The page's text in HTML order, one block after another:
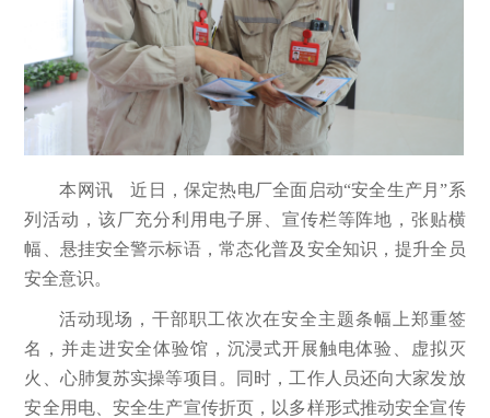
本网讯 近日，保定热电厂全面启动“安全生产月”系
列活动，该厂充分利用电子屏、宣传栏等阵地，张贴横
幅、悬挂安全警示标语，常态化普及安全知识，提升全员
安全意识。
活动现场，干部职工依次在安全主题条幅上郑重签
名，并走进安全体验馆，沉浸式开展触电体验、虚拟灭
火、心肺复苏实操等项目。同时，工作人员还向大家发放
安全用电、安全生产宣传折页，以多样形式推动安全宣传